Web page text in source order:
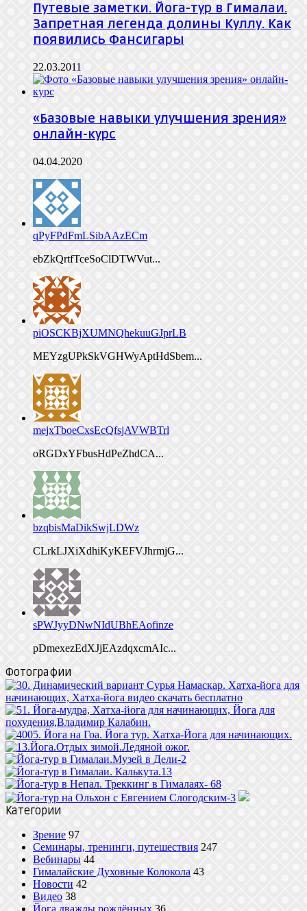
Путевые заметки. Йога-тур в Гималаи.
Запретная легенда долины Куллу. Как
появились Фансигары
22.03.2011
«Базовые навыки улучшения зрения»
онлайн-курс
04.04.2020
qPyFPdFmLSibAAzECm
ebZkQrtfTceSoClDTWVut...
piOSCKBjXUMNQhekuuGJprLB
MEYzgUPkSkVGHWyAptHdSbem...
mejxTboeCxsEcQfsjAVWBTrl
oRGDxYFbusHdPeZhdCA...
bzqbisMaDikSwjLDWz
CLrkLJXiXdhiKyKEFVJhrmjG...
sPWJyyDNwNIdUBhEAofinze
pDmexezEdXJjEAzdqxcmAIc...
Фотографии
Категории
Зрение 97
Семинары, тренинги, путешествия 247
Вебинары 44
Гималайские Духовные Колокола 43
Новости 42
Видео 38
Йога дважды рождённых 36